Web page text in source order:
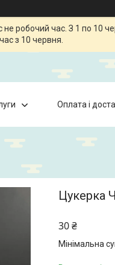
робочий час. З 1 по 10
з 10 червня.
Оплата і
Цукерка
30 ₴
Мінімальна